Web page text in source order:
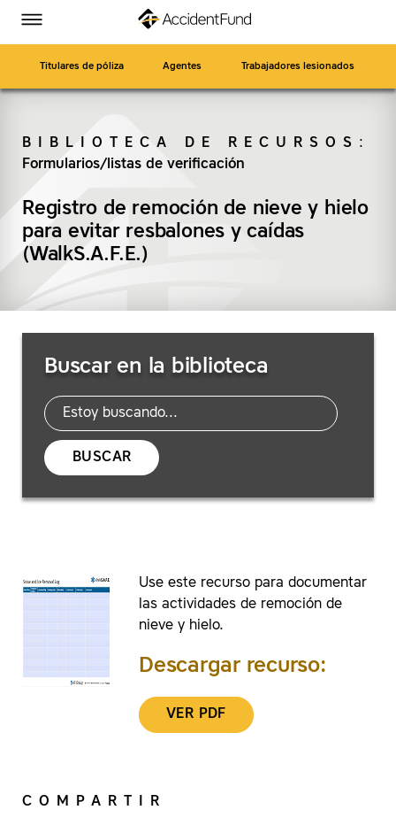
inicio
contenido
Alternar
menú
Titulares de póliza Agentes Trabajadores lesionados
BIBLIOTECA DE RECURSOS :
Formularios/listas de verificación
Registro de remoción de nieve y hielo
para evitar resbalones y caídas
(WalkS.A.F.E.)
Buscar en la biblioteca
recursos
BUSCAR
Use este recurso para documentar
las actividades de remoción de
nieve y hielo.
Descargar recurso:
VER PDF
COMPARTIR
Accident
Accident
Accident
Accident